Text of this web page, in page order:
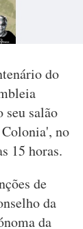
do
salão
no
15 horas.
de
da
da